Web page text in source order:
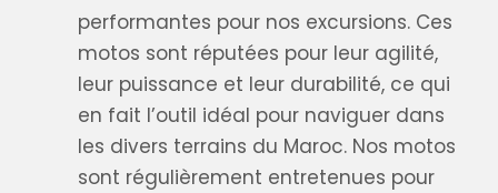
performantes pour nos excursions. Ces
motos sont réputées pour leur agilité,
leur puissance et leur durabilité, ce qui
en fait l’outil idéal pour naviguer dans
les divers terrains du Maroc. Nos motos
sont régulièrement entretenues pour